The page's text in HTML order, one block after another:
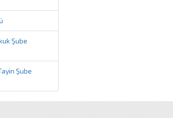
Şube
Şube